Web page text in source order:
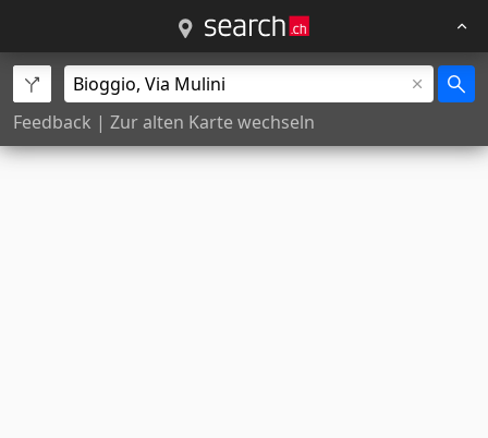
Feedback | Zur alten Karte wechseln